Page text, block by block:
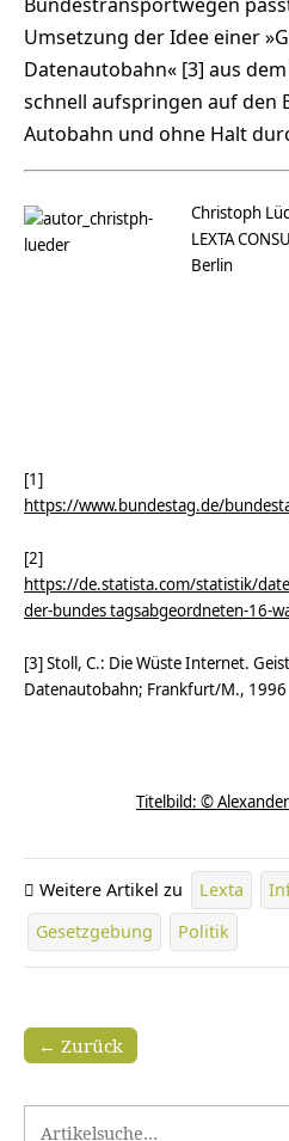
Umsetzung der Idee einer
Datenautobahn« [3] aus
schnell aufspringen auf den
Autobahn und ohne Halt
Christoph
LEXTA
Berlin
[1]
https://www.bundestag.de/
[2]
https://de.statista.com/statistik/
der-bundes tagsabgeordneten-16-
[3] Stoll, C.: Die Wüste Internet.
Datenautobahn; Frankfurt/M., 1996
Titelbild: ©
Weitere Artikel zu Lexta
Gesetzgebung
Politik
← Zurück